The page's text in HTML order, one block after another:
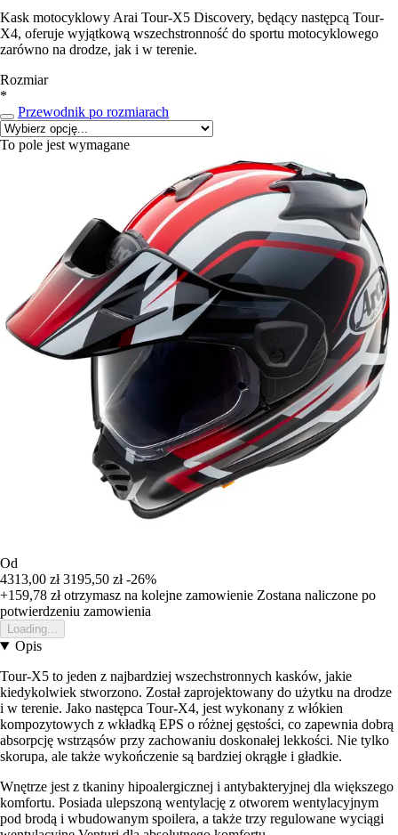
Kask motocyklowy Arai Tour-X5 Discovery, będący następcą Tour-
X4, oferuje wyjątkową wszechstronność do sportu motocyklowego
zarówno na drodze, jak i w terenie.
Rozmiar
*
Przewodnik po rozmiarach
To pole jest wymagane
Od
4313,00 zł 3195,50 zł -26%
+159,78 złotrzymasz na kolejne zamowienie Zostana naliczone po
potwierdzeniu zamowienia
Loading...
Opis
Tour-X5 to jeden z najbardziej wszechstronnych kasków, jakie
kiedykolwiek stworzono. Został zaprojektowany do użytku na drodze
i w terenie. Jako następca Tour-X4, jest wykonany z włókien
kompozytowych z wkładką EPS o różnej gęstości, co zapewnia dobrą
absorpcję wstrząsów przy zachowaniu doskonałej lekkości. Nie tylko
skorupa, ale także wykończenie są bardziej okrągłe i gładkie.
Wnętrze jest z tkaniny hipoalergicznej i antybakteryjnej dla większego
komfortu. Posiada ulepszoną wentylację z otworem wentylacyjnym
pod brodą i wbudowanym spoilera, a także trzy regulowane wyciągi